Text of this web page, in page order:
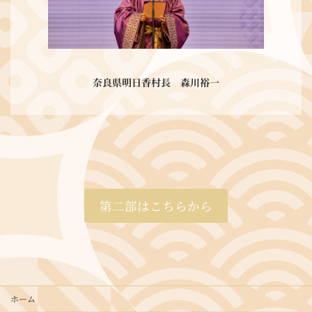
奈良県明日香村長 森川裕一
第二部はこちらから
ホーム